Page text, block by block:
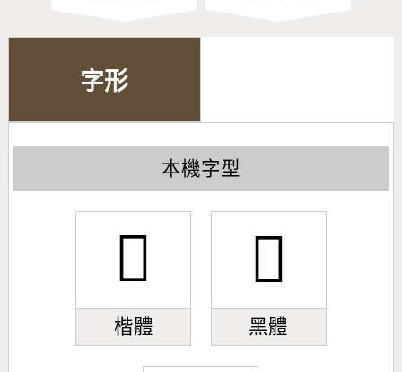
字形
本機字型
󹨱
楷體
󹨱
黑體